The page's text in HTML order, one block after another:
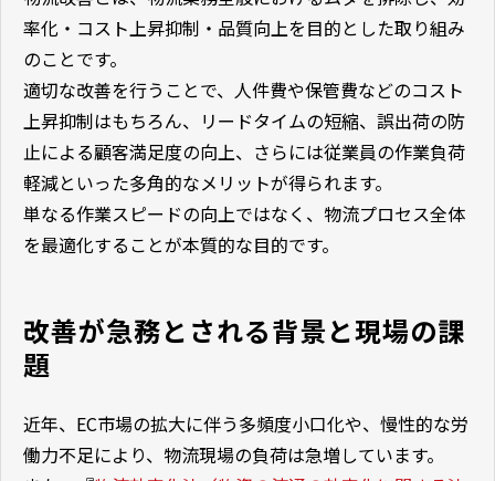
率化・コスト上昇抑制・品質向上を目的とした取り組み
のことです。
適切な改善を行うことで、人件費や保管費などのコスト
上昇抑制はもちろん、リードタイムの短縮、誤出荷の防
止による顧客満足度の向上、さらには従業員の作業負荷
軽減といった多角的なメリットが得られます。
単なる作業スピードの向上ではなく、物流プロセス全体
を最適化することが本質的な目的です。
改善が急務とされる背景と現場の課
題
近年、EC市場の拡大に伴う多頻度小口化や、慢性的な労
働力不足により、物流現場の負荷は急増しています。